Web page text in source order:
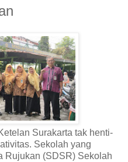
Surakarta tak henti-
Sekolah yang
Rujukan (SDSR) Sekolah